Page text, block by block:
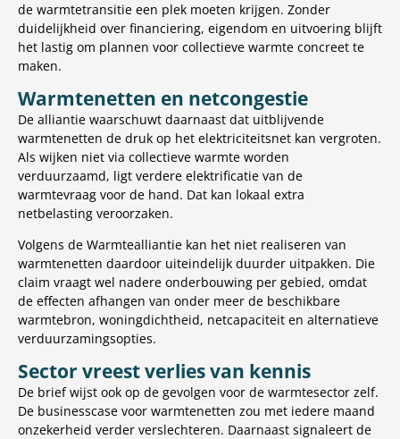
de warmtetransitie een plek moeten krijgen. Zonder
duidelijkheid over financiering, eigendom en uitvoering blijft
het lastig om plannen voor collectieve warmte concreet te
maken.
Warmtenetten en netcongestie
De alliantie waarschuwt daarnaast dat uitblijvende
warmtenetten de druk op het elektriciteitsnet kan vergroten.
Als wijken niet via collectieve warmte worden
verduurzaamd, ligt verdere elektrificatie van de
warmtevraag voor de hand. Dat kan lokaal extra
netbelasting veroorzaken.
Volgens de Warmtealliantie kan het niet realiseren van
warmtenetten daardoor uiteindelijk duurder uitpakken. Die
claim vraagt wel nadere onderbouwing per gebied, omdat
de effecten afhangen van onder meer de beschikbare
warmtebron, woningdichtheid, netcapaciteit en alternatieve
verduurzamingsopties.
Sector vreest verlies van kennis
De brief wijst ook op de gevolgen voor de warmtesector zelf.
De businesscase voor warmtenetten zou met iedere maand
onzekerheid verder verslechteren. Daarnaast signaleert de